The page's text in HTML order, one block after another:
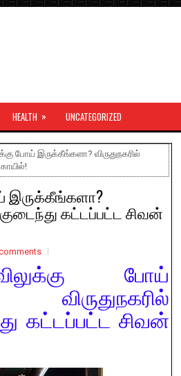
HEALTH » UNCATEGORIZED
போய் இருக்கீங்களா? விருதுநகரில்
இருக்கீங்களா?
கட்டப்பட்ட சிவன்
போய்
விருதுநகரில்
கட்டப்பட்ட சிவன்